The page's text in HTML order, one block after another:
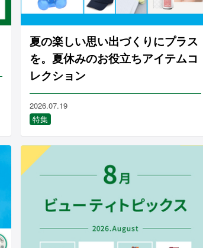
夏の楽しい思い出づくりにプラス
を。夏休みのお役立ちアイテムコ
レクション
2026.07.19
特集